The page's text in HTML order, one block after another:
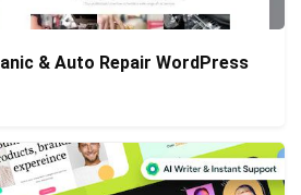
& Auto Repair WordPress